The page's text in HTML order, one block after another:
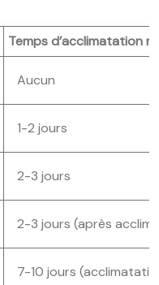
Temps d’acclimatation
Aucun
1-2 jours
2-3 jours
2-3 jours (après
7-10 jours